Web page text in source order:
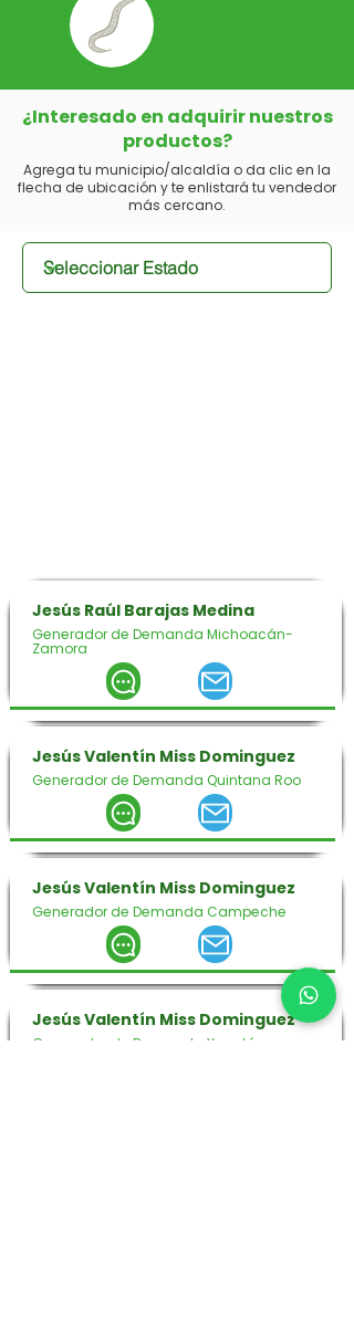
¿Interesado en adquirir nuestros
productos?
Agrega tu municipio/alcaldía o da clic en la
flecha de ubicación y te enlistará tu vendedor
más cercano.
Jesús Raúl Barajas Medina
Generador de Demanda Michoacán-
Zamora
Jesús Valentín Miss Dominguez
Generador de Demanda Quintana Roo
Jesús Valentín Miss Dominguez
Generador de Demanda Campeche
Jesús Valentín Miss Dominguez
Generador de Demanda Yucatán